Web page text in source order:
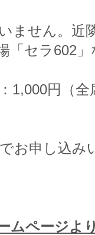
ません。近
「セラ602
：1,000円（
お申し込み
ムページよ